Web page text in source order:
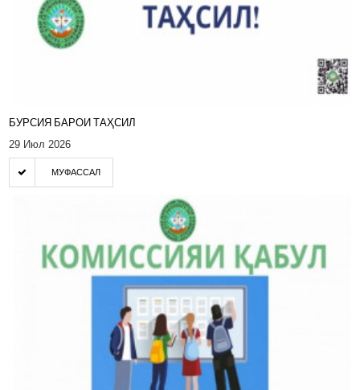
БУРСИЯ БАРОИ ТАҲСИЛ
29 Июл 2026
МУФАССАЛ